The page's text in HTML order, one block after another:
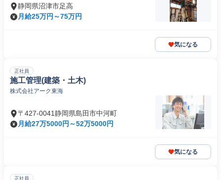
静岡県沼津市足高
月給25万円～75万円
気になる
正社員
施工管理(建築・土木)
株式会社アーク東海
〒427-0041静岡県島田市中河町
月給27万5000円～52万5000円
気になる
正社員